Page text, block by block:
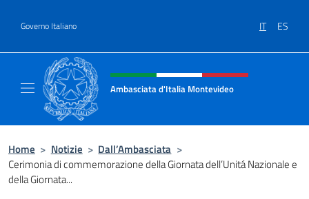
Governo Italiano IT ES
Intestazione sito, social e menù
Ambasciata d'Italia Montevideo
Home > Notizie > Dall’Ambasciata >
Cerimonia di commemorazione della Giornata dell’Unitá Nazionale e
della Giornata...